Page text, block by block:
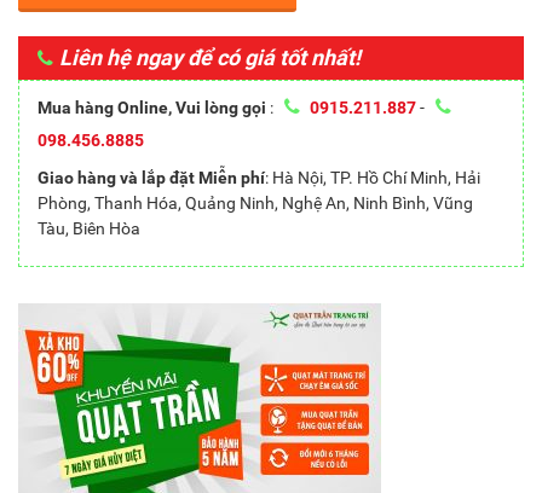
Liên hệ ngay để có giá tốt nhất!
Mua hàng Online, Vui lòng gọi : 0915.211.887-
098.456.8885
Giao hàng và lắp đặt Miễn phí: Hà Nội, TP. Hồ Chí Minh, Hải
Phòng, Thanh Hóa, Quảng Ninh, Nghệ An, Ninh Bình, Vũng
Tàu, Biên Hòa